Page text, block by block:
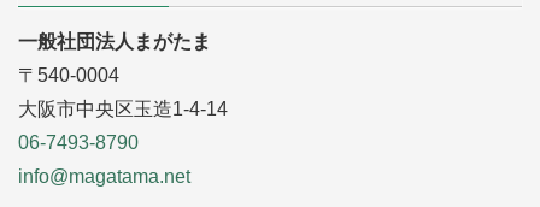
一般社団法人まがたま
〒540-0004
大阪市中央区玉造1-4-14
06-7493-8790
info@magatama.net